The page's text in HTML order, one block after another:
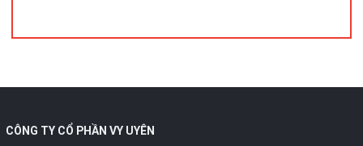
CÔNG TY CỔ PHẦN VY UYÊN